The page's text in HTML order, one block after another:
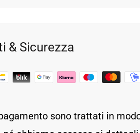
& Sicurezza
sono trattati in